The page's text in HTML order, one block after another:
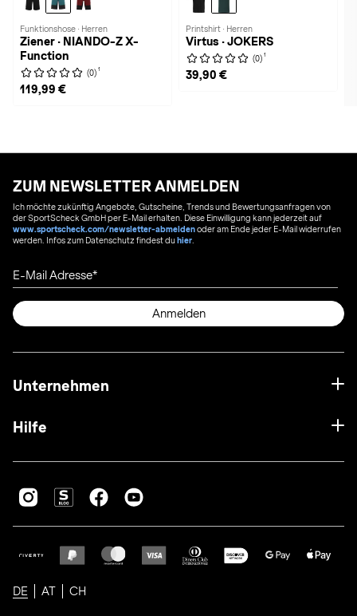
Funktionshose · Herren
Ziener · NIANDO-Z X-
Function
(0) 1
119,99 €
Printshirt · Herren
Virtus · JOKERS
(0) 1
39,90 €
ZUM NEWSLETTER ANMELDEN
Ich möchte zukünftig Angebote, Gutscheine, Trends und Bewertungsanfragen von
der SportScheck GmbH per E-Mail erhalten. Diese Einwilligung kann jederzeit auf
www.sportscheck.com/newsletter-abmeldenoder am Ende jeder E-Mail widerrufen
werden. Infos zum Datenschutz findest duhier
E-Mail Adresse
Anmelden
Unternehmen
Hilfe
DE AT CH